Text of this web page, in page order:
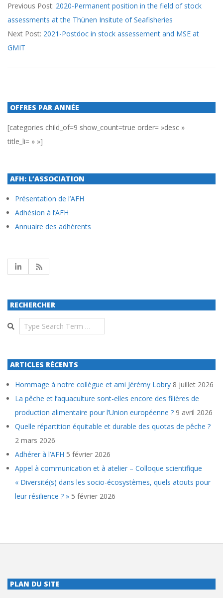
03-
11
Previous Post: 2020-Permanent position in the field of stock
assessments at the Thünen Insitute of Seafisheries
Next Post: 2021-Postdoc in stock assessement and MSE at
GMIT
OFFRES PAR ANNÉE
[categories child_of=9 show_count=true order= »desc »
title_li= » »]
AFH: L’ASSOCIATION
Présentation de l’AFH
Adhésion à l’AFH
Annuaire des adhérents
RECHERCHER
Search
ARTICLES RÉCENTS
Hommage à notre collègue et ami Jérémy Lobry 8 juillet 2026
La pêche et l’aquaculture sont-elles encore des filières de
production alimentaire pour l’Union européenne ? 9 avril 2026
Quelle répartition équitable et durable des quotas de pêche ?
2 mars 2026
Adhérer à l’AFH 5 février 2026
Appel à communication et à atelier – Colloque scientifique
« Diversité(s) dans les socio-écosystèmes, quels atouts pour
leur résilience ? » 5 février 2026
PLAN DU SITE